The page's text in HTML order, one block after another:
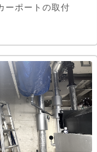
ポートの取付